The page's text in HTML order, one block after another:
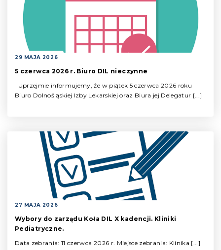
29 MAJA 2026
5 czerwca 2026 r. Biuro DIL nieczynne
Uprzejmie informujemy, że w piątek 5 czerwca 2026 roku
Biuro Dolnośląskiej Izby Lekarskiej oraz Biura jej Delegatur [...]
27 MAJA 2026
Wybory do zarządu Koła DIL X kadencji. Kliniki
Pediatryczne.
Data zebrania: 11 czerwca 2026 r. Miejsce zebrania: Klinika [...]